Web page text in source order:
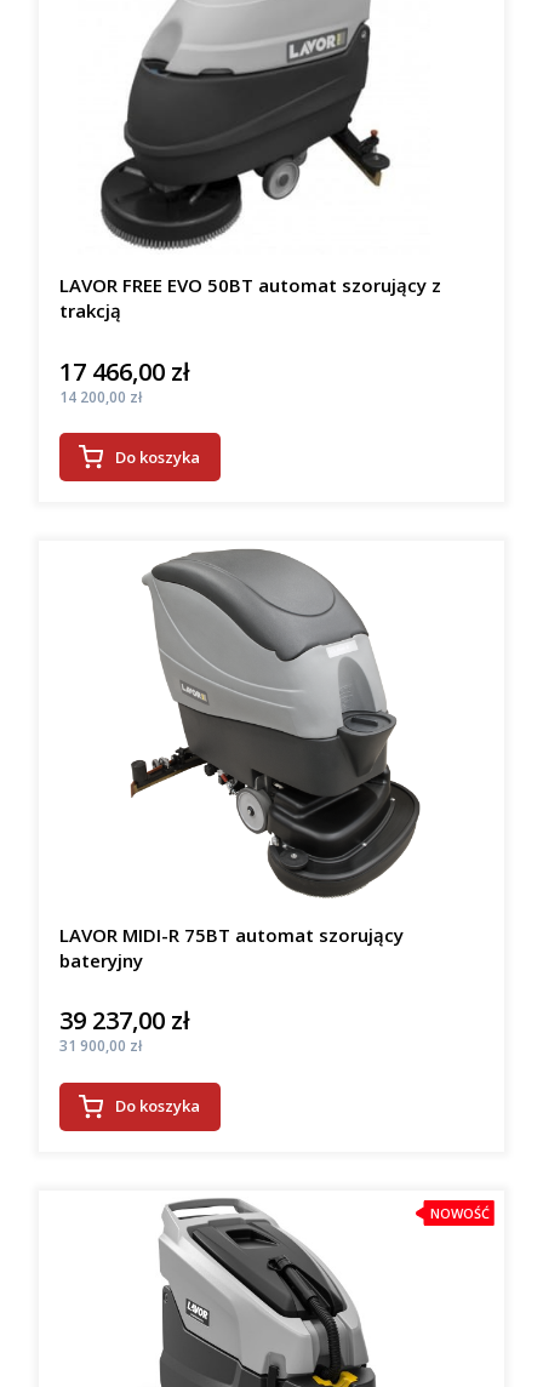
LAVOR FREE EVO 50BT automat szorujący z
trakcją
Cena
17 466,00 zł
Cena
14 200,00 zł
Do koszyka
LAVOR MIDI-R 75BT automat szorujący
bateryjny
Cena
39 237,00 zł
Cena
31 900,00 zł
Do koszyka
NOWOŚĆ